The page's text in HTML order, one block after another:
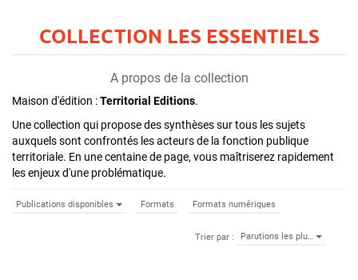
COLLECTION LES ESSENTIELS
A propos de la collection
Maison d'édition :Territorial Editions.
Une collection qui propose des synthèses sur tous les sujets
auxquels sont confrontés les acteurs de la fonction publique
territoriale. En une centaine de page, vous maîtriserez rapidement
les enjeux d'une problématique.
Publications disponibles Formats Formats numériques
Trier par : Parutions les plu…